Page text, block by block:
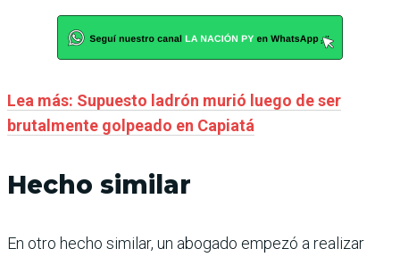
Lea más: Supuesto ladrón murió luego de ser
brutalmente golpeado en Capiatá
Hecho similar
En otro hecho similar, un abogado empezó a realizar